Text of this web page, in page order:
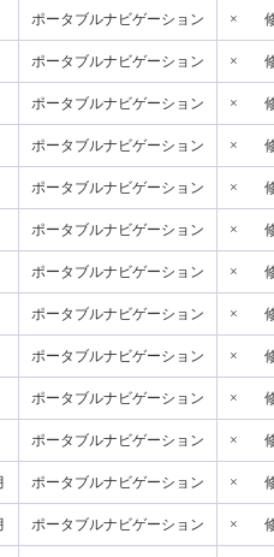
ポータブルナビゲーション ×
ポータブルナビゲーション ×
ポータブルナビゲーション ×
ポータブルナビゲーション ×
ポータブルナビゲーション ×
ポータブルナビゲーション ×
ポータブルナビゲーション ×
ポータブルナビゲーション ×
ポータブルナビゲーション ×
ポータブルナビゲーション ×
ポータブルナビゲーション ×
ポータブルナビゲーション ×
ポータブルナビゲーション ×